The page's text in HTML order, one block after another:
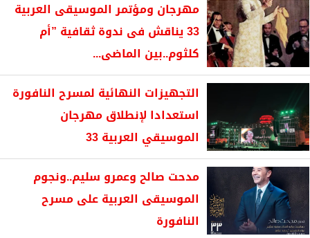
مهرجان ومؤتمر الموسيقى العربية
33 يناقش فى ندوة ثقافية ”أم
كلثوم..بين الماضى...
التجهيزات النهائية لمسرح النافورة
استعدادا لإنطلاق مهرجان
الموسيقي العربية 33
مدحت صالح وعمرو سليم..ونجوم
الموسيقى العربية على مسرح
النافورة